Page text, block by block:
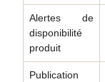
Alertes de
disponibilité
produit
Publication